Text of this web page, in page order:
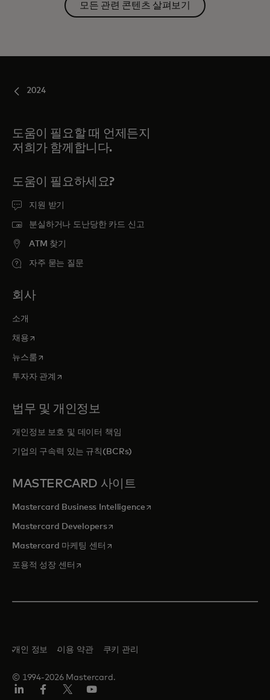
모든 관련 콘텐츠 살펴보기
2024
도움이 필요할 때 언제든지
저희가 함께합니다.
도움이 필요하세요?
지원 받기
분실하거나 도난당한 카드 신고
ATM 찾기
자주 묻는 질문
회사
소개
채용새 탭에서 열림
뉴스룸새 탭에서 열림
투자자 관계 새 탭에서 열림
법무 및 개인정보
개인정보 보호 및 데이터 책임
기업의 구속력 있는 규칙(BCRs)
MASTERCARD 사이트
Mastercard Business Intelligence새 탭에서 열림
Mastercard Developers새 탭에서 열림
Mastercard 마케팅 센터 새 탭에서 열림
포용적 성장 센터 새 탭에서 열림
© 1994-2026 Mastercard.
개인 정보 이용 약관 쿠키 관리